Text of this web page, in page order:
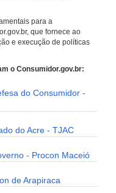
para a
que fornece ao
e execução de políticas
o Consumidor.gov.br:
do Consumidor -
do Acre - TJAC
- Procon Maceió
de Arapiraca